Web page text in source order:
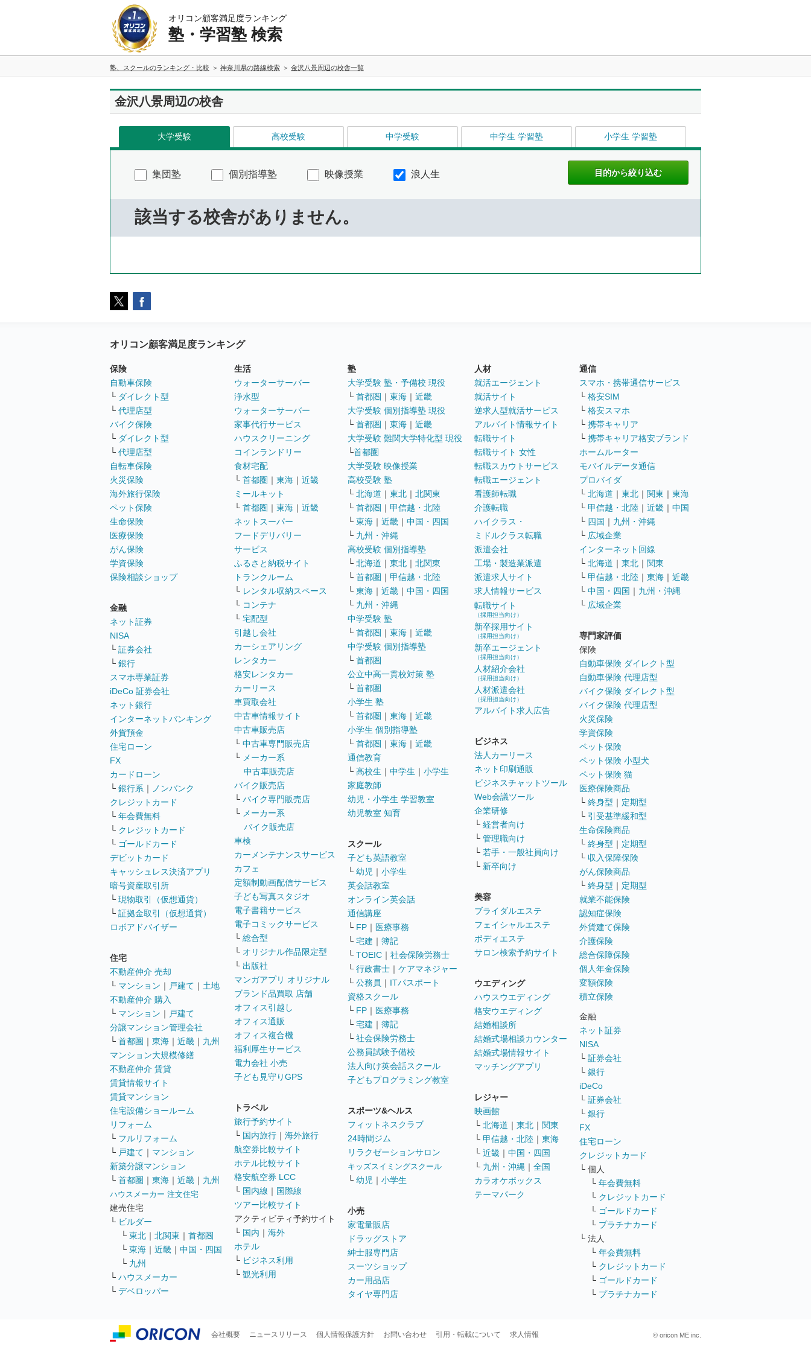
オリコン顧客満足度ランキング
塾・学習塾 検索
塾、スクールのランキング・比較 神奈川県の路線検索 金沢八景周辺の校舎一覧
金沢八景周辺の校舎
大学受験 高校受験 中学受験 中学生 学習塾 小学生 学習塾
集団塾 個別指導塾 映像授業 浪人生
該当する校舎がありません。
オリコン顧客満足度ランキング
保険
自動車保険
└ ダイレクト型
└ 代理店型
バイク保険
└ ダイレクト型
└ 代理店型
自転車保険
火災保険
海外旅行保険
ペット保険
生命保険
医療保険
がん保険
学資保険
保険相談ショップ
金融
ネット証券
NISA
└ 証券会社
└ 銀行
スマホ専業証券
iDeCo 証券会社
ネット銀行
インターネットバンキング
外貨預金
住宅ローン
FX
カードローン
└ 銀行系 ｜
ノンバンク
クレジットカード
└ 年会費無料
└ クレジットカード
└ ゴールドカード
デビットカード
キャッシュレス決済アプリ
暗号資産取引所
└ 現物取引（仮想通貨）
└ 証拠金取引（仮想通貨）
ロボアドバイザー
住宅
不動産仲介 売却
└ マンション ｜ 戸建て ｜ 土地
不動産仲介 購入
└ マンション ｜ 戸建て
分譲マンション管理会社
└ 首都圏 ｜ 東海 ｜ 近畿 ｜ 九州
マンション大規模修繕
不動産仲介 賃貸
賃貸情報サイト
賃貸マンション
住宅設備ショールーム
リフォーム
└ フルリフォーム
└ 戸建て ｜ マンション
新築分譲マンション
└ 首都圏 ｜ 東海 ｜ 近畿 ｜ 九州
ハウスメーカー 注文住宅
建売住宅
└ ビルダー
└ 東北 ｜ 北関東 ｜ 首都圏
└ 東海 ｜ 近畿 ｜ 中国・四国
└ 九州
└ ハウスメーカー
└ デベロッパー
生活
ウォーターサーバー
浄水型
ウォーターサーバー
家事代行サービス
ハウスクリーニング
コインランドリー
食材宅配
└ 首都圏 ｜ 東海 ｜ 近畿
ミールキット
└ 首都圏 ｜ 東海 ｜ 近畿
ネットスーパー
フードデリバリー
サービス
ふるさと納税サイト
トランクルーム
└ レンタル収納スペース
└ コンテナ
└ 宅配型
引越し会社
カーシェアリング
レンタカー
格安レンタカー
カーリース
車買取会社
中古車情報サイト
中古車販売店
└ 中古車専門販売店
└ メーカー系
中古車販売店
バイク販売店
└ バイク専門販売店
└ メーカー系
バイク販売店
車検
カーメンテナンスサービス
カフェ
定額制動画配信サービス
子ども写真スタジオ
電子書籍サービス
電子コミックサービス
└ 総合型
└ オリジナル作品限定型
└ 出版社
マンガアプリ オリジナル
ブランド品買取 店舗
オフィス引越し
オフィス通販
オフィス複合機
福利厚生サービス
電力会社 小売
子ども見守りGPS
トラベル
旅行予約サイト
└ 国内旅行 ｜ 海外旅行
航空券比較サイト
ホテル比較サイト
格安航空券 LCC
└ 国内線 ｜ 国際線
ツアー比較サイト
アクティビティ予約サイト
└ 国内 ｜ 海外
ホテル
└ ビジネス利用
└ 観光利用
塾
大学受験 塾・予備校 現役
└ 首都圏 ｜ 東海 ｜ 近畿
大学受験 個別指導塾 現役
└ 首都圏 ｜ 東海 ｜ 近畿
大学受験 難関大学特化型 現役
└首都圏
大学受験 映像授業
高校受験 塾
└ 北海道 ｜ 東北 ｜ 北関東
└ 首都圏 ｜ 甲信越・北陸
└ 東海 ｜ 近畿 ｜ 中国・四国
└ 九州・沖縄
高校受験 個別指導塾
└ 北海道 ｜ 東北 ｜ 北関東
└ 首都圏 ｜ 甲信越・北陸
└ 東海 ｜ 近畿 ｜ 中国・四国
└ 九州・沖縄
中学受験 塾
└ 首都圏 ｜ 東海 ｜ 近畿
中学受験 個別指導塾
└ 首都圏
公立中高一貫校対策 塾
└ 首都圏
小学生 塾
└ 首都圏 ｜ 東海 ｜ 近畿
小学生 個別指導塾
└ 首都圏 ｜ 東海 ｜ 近畿
通信教育
└ 高校生 ｜ 中学生 ｜ 小学生
家庭教師
幼児・小学生 学習教室
幼児教室 知育
スクール
子ども英語教室
└ 幼児 ｜ 小学生
英会話教室
オンライン英会話
通信講座
└ FP ｜ 医療事務
└ 宅建 ｜ 簿記
└ TOEIC ｜ 社会保険労務士
└ 行政書士 ｜ ケアマネジャー
└ 公務員 ｜ ITパスポート
資格スクール
└ FP ｜ 医療事務
└ 宅建 ｜ 簿記
└ 社会保険労務士
公務員試験予備校
法人向け英会話スクール
子どもプログラミング教室
スポーツ&ヘルス
フィットネスクラブ
24時間ジム
リラクゼーションサロン
キッズスイミングスクール
└ 幼児 ｜ 小学生
小売
家電量販店
ドラッグストア
紳士服専門店
スーツショップ
カー用品店
タイヤ専門店
人材
就活エージェント
就活サイト
逆求人型就活サービス
アルバイト情報サイト
転職サイト
転職サイト 女性
転職スカウトサービス
転職エージェント
看護師転職
介護転職
ハイクラス・
ミドルクラス転職
派遣会社
工場・製造業派遣
派遣求人サイト
求人情報サービス
転職サイト
（採用担当向け）
新卒採用サイト
（採用担当向け）
新卒エージェント
（採用担当向け）
人材紹介会社
（採用担当向け）
人材派遣会社
（採用担当向け）
アルバイト求人広告
ビジネス
法人カーリース
ネット印刷通販
ビジネスチャットツール
Web会議ツール
企業研修
└ 経営者向け
└ 管理職向け
└ 若手・一般社員向け
└ 新卒向け
美容
ブライダルエステ
フェイシャルエステ
ボディエステ
サロン検索予約サイト
ウエディング
ハウスウエディング
格安ウエディング
結婚相談所
結婚式場相談カウンター
結婚式場情報サイト
マッチングアプリ
レジャー
映画館
└ 北海道 ｜ 東北 ｜ 関東
└ 甲信越・北陸 ｜ 東海
└ 近畿 ｜ 中国・四国
└ 九州・沖縄 ｜ 全国
カラオケボックス
テーマパーク
通信
スマホ・携帯通信サービス
└ 格安SIM
└ 格安スマホ
└ 携帯キャリア
└ 携帯キャリア格安ブランド
ホームルーター
モバイルデータ通信
プロバイダ
└ 北海道 ｜ 東北 ｜ 関東 ｜ 東海
└ 甲信越・北陸 ｜ 近畿 ｜ 中国
└ 四国 ｜ 九州・沖縄
└ 広域企業
インターネット回線
└ 北海道 ｜ 東北 ｜ 関東
└ 甲信越・北陸 ｜ 東海 ｜ 近畿
└ 中国・四国 ｜ 九州・沖縄
└ 広域企業
専門家評価
保険
自動車保険 ダイレクト型
自動車保険 代理店型
バイク保険 ダイレクト型
バイク保険 代理店型
火災保険
学資保険
ペット保険
ペット保険 小型犬
ペット保険 猫
医療保険商品
└ 終身型 ｜ 定期型
└ 引受基準緩和型
生命保険商品
└ 終身型 ｜ 定期型
└ 収入保障保険
がん保険商品
└ 終身型 ｜ 定期型
就業不能保険
認知症保険
外貨建て保険
介護保険
総合保障保険
個人年金保険
変額保険
積立保険
金融
ネット証券
NISA
└ 証券会社
└ 銀行
iDeCo
└ 証券会社
└ 銀行
FX
住宅ローン
クレジットカード
└ 個人
└ 年会費無料
└ クレジットカード
└ ゴールドカード
└ プラチナカード
└ 法人
└ 年会費無料
└ クレジットカード
└ ゴールドカード
└ プラチナカード
会社概要 ニュースリリース 個人情報保護方針 お問い合わせ 引用・転載について 求人情報 © oricon ME inc.